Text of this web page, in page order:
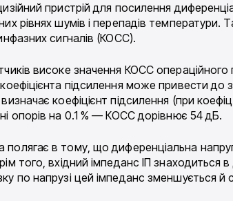
пристрій для посилення
рівнях шумів і перепадів температури.
сигналів (КОСС).
високе значення КОСС
підсилення може привести
коефіцієнт підсилення (при
опорів на 0.1 % — КОСС дорівнює 54 дБ.
полягає в тому, що диференціальна
того, вхідний імпеданс ІП знаходиться
по напрузі цей імпеданс зменшується